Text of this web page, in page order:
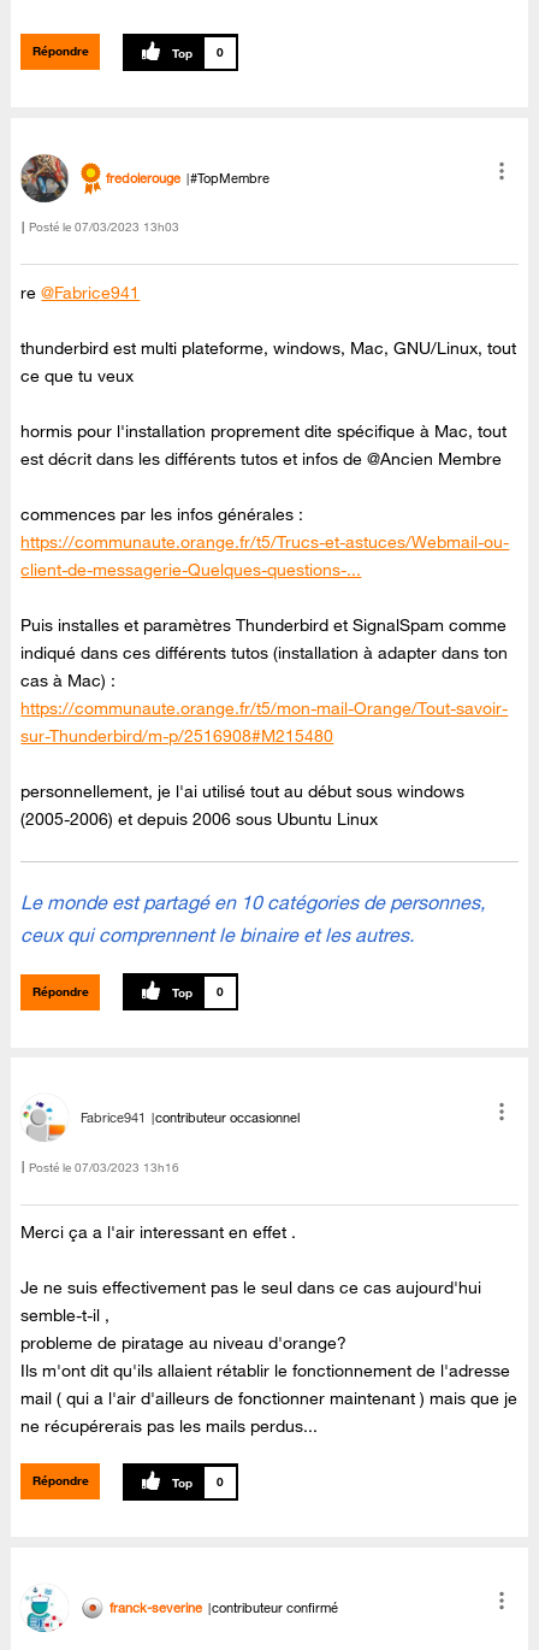
Répondre 0
fredolerouge #TopMembre
Posté le ‎07/03/2023 13h03
re@Fabrice941
thunderbird est multi plateforme, windows, Mac, GNU/Linux, tout
ce que tu veux
hormis pour l'installation proprement dite spécifique à Mac, tout
est décrit dans les différents tutos et infos de @Ancien Membre
commences par les infos générales :
https://communaute.orange.fr/t5/Trucs-et-astuces/Webmail-ou-
client-de-messagerie-Quelques-questions-...
Puis installes et paramètres Thunderbird et SignalSpam comme
indiqué dans ces différents tutos (installation à adapter dans ton
cas à Mac) :
https://communaute.orange.fr/t5/mon-mail-Orange/Tout-savoir-
sur-Thunderbird/m-p/2516908#M215480
personnellement, je l'ai utilisé tout au début sous windows
(2005-2006) et depuis 2006 sous Ubuntu Linux
Le monde est partagé en 10 catégories de personnes,
ceux qui comprennent le binaire et les autres.
Répondre 0
Fabrice941 contributeur occasionnel
Posté le ‎07/03/2023 13h16
Merci ça a l'air interessant en effet .
Je ne suis effectivement pas le seul dans ce cas aujourd'hui
semble-t-il ,
probleme de piratage au niveau d'orange?
Ils m'ont dit qu'ils allaient rétablir le fonctionnement de l'adresse
mail ( qui a l'air d'ailleurs de fonctionner maintenant ) mais que je
ne récupérerais pas les mails perdus...
Répondre 0
franck-severine contributeur confirmé